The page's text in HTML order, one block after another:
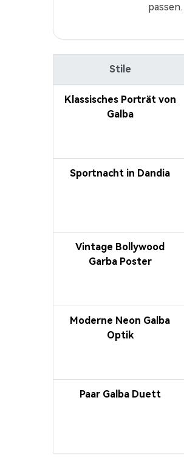
passen.
Stile
Klassisches Porträt von
Galba
Sportnacht in Dandia
Vintage Bollywood
Garba Poster
Moderne Neon Galba
Optik
Paar Galba Duett